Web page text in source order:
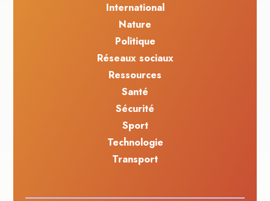
International
Nature
Politique
Réseaux sociaux
Ressources
Santé
Sécurité
Sport
Technologie
Transport